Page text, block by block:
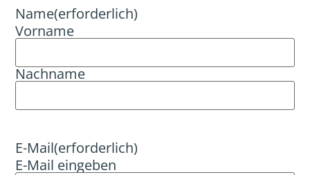
Name(erforderlich)
Vorname
Nachname
E-Mail(erforderlich)
E-Mail eingeben